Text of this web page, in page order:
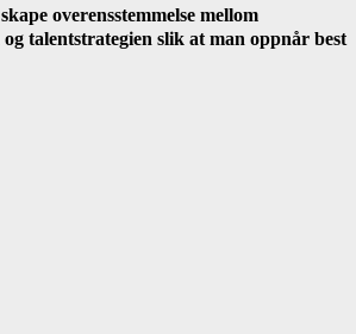
overensstemmelse mellom
talentstrategien slik at man oppnår best